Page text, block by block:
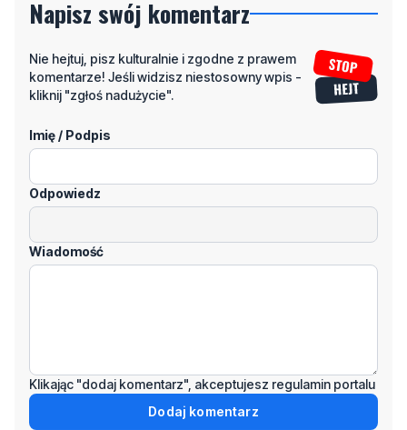
komentarze! Jeśli widzisz niestosowny wpis -
kliknij "zgłoś nadużycie".
Imię / Podpis
Odpowiedz
Wiadomość